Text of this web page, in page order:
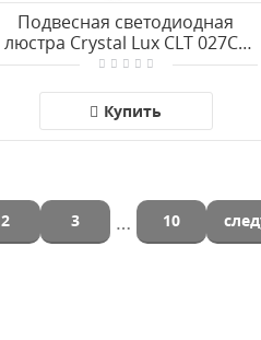
Подвесная светодиодная
люстра Crystal Lux CLT 027C6
D700 BL
Купить
2 3 … 10